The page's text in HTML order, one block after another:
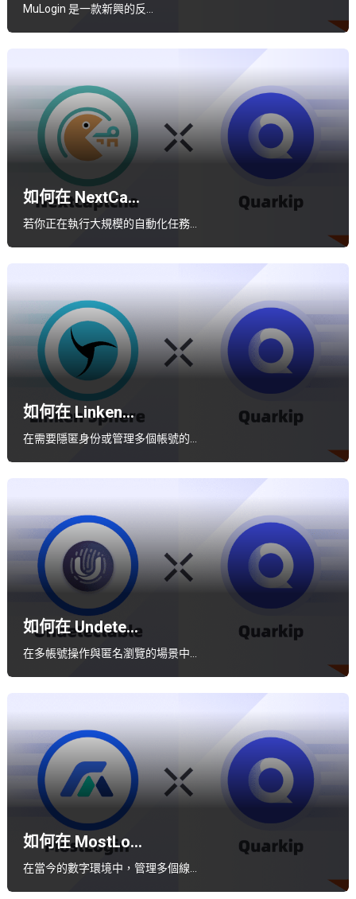
MuLogin 是一款新興的反…
如何在 NextCa...
若你正在執行大規模的自動化任務…
如何在 Linken...
在需要隱匿身份或管理多個帳號的…
如何在 Undete...
在多帳號操作與匿名瀏覽的場景中…
如何在 MostLo...
在當今的數字環境中，管理多個線…